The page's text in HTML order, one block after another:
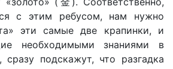
с этим ребусом, нам нужно
эти самые две крапинки, и
необходимыми знаниями в
сразу подскажут, что разгадка